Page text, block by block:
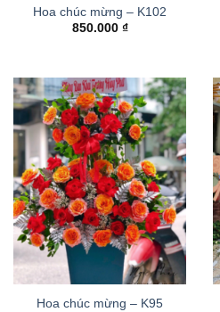
Hoa chúc mừng – K102
850.000 ₫
Hoa chúc mừng – K95